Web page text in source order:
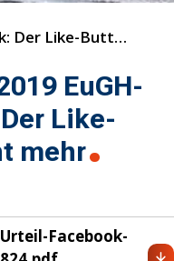
29/2019 EuGH-Urteil - Facebook: Der Like-Button gefällt nicht mehr
EuGH-
Like-
mehr
Facebook-